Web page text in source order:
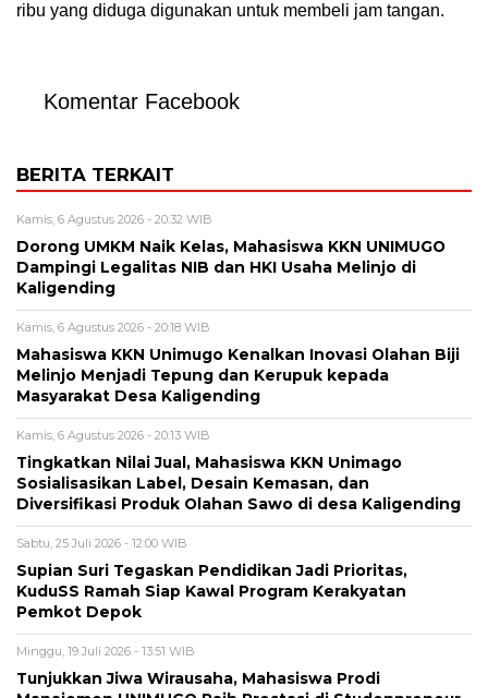
ribu yang diduga digunakan untuk membeli jam tangan.
Komentar Facebook
BERITA TERKAIT
Kamis, 6 Agustus 2026 - 20:32 WIB
Dorong UMKM Naik Kelas, Mahasiswa KKN UNIMUGO
Dampingi Legalitas NIB dan HKI Usaha Melinjo di
Kaligending
Kamis, 6 Agustus 2026 - 20:18 WIB
Mahasiswa KKN Unimugo Kenalkan Inovasi Olahan Biji
Melinjo Menjadi Tepung dan Kerupuk kepada
Masyarakat Desa Kaligending
Kamis, 6 Agustus 2026 - 20:13 WIB
Tingkatkan Nilai Jual, Mahasiswa KKN Unimago
Sosialisasikan Label, Desain Kemasan, dan
Diversifikasi Produk Olahan Sawo di desa Kaligending
Sabtu, 25 Juli 2026 - 12:00 WIB
Supian Suri Tegaskan Pendidikan Jadi Prioritas,
KuduSS Ramah Siap Kawal Program Kerakyatan
Pemkot Depok
Minggu, 19 Juli 2026 - 13:51 WIB
Tunjukkan Jiwa Wirausaha, Mahasiswa Prodi